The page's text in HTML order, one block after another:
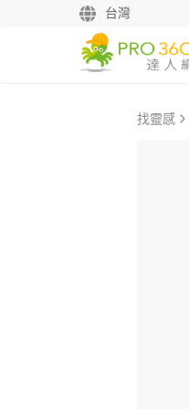
台灣
找靈感